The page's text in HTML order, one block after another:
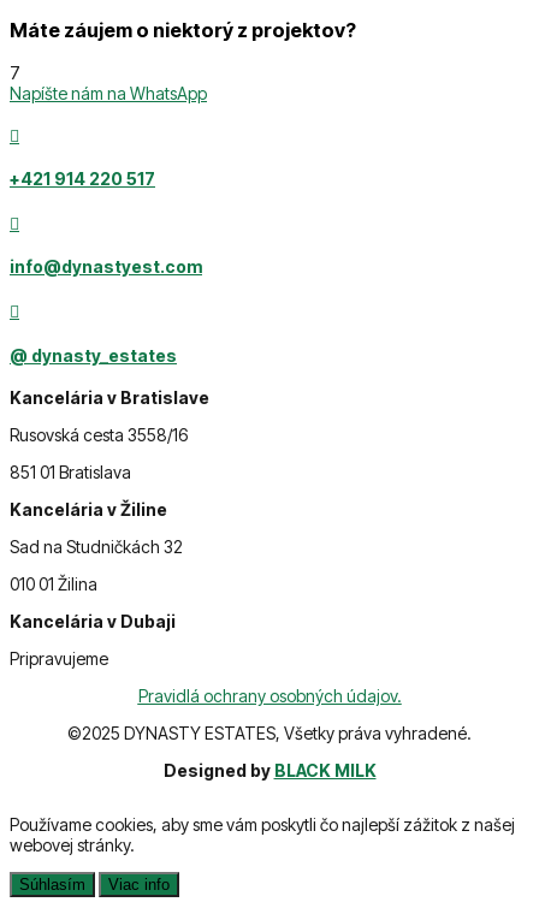
Máte záujem o niektorý z projektov?
7
Napíšte nám na WhatsApp

‭+421 914 220 517

info@dynastyest.com

@ dynasty_estates
Kancelária v Bratislave
Rusovská cesta 3558/16
851 01 Bratislava
Kancelária v Žiline
Sad na Studničkách 32
010 01 Žilina
Kancelária v Dubaji
Pripravujeme
Pravidlá ochrany osobných údajov.
©2025 DYNASTY ESTATES, Všetky práva vyhradené.
Designed by BLACK MILK
Používame cookies, aby sme vám poskytli čo najlepší zážitok z našej
webovej stránky.
Súhlasím Viac info